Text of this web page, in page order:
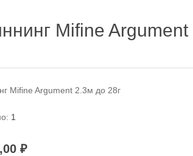
Mifine
Mifine Argument 2.3м до 28г
1
₽